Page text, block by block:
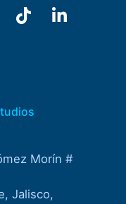
Morín #
Jalisco,